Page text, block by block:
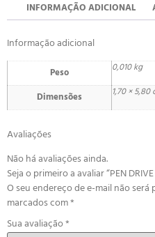
INFORMAÇÃO ADICIONAL
Informação adicional
Peso 0,010 kg
Dimensões 1,70 × 5,80
Avaliações
Não há avaliações ainda.
Seja o primeiro a avaliar “PEN
O seu endereço de e-mail não será
marcados com*
Sua avaliação*